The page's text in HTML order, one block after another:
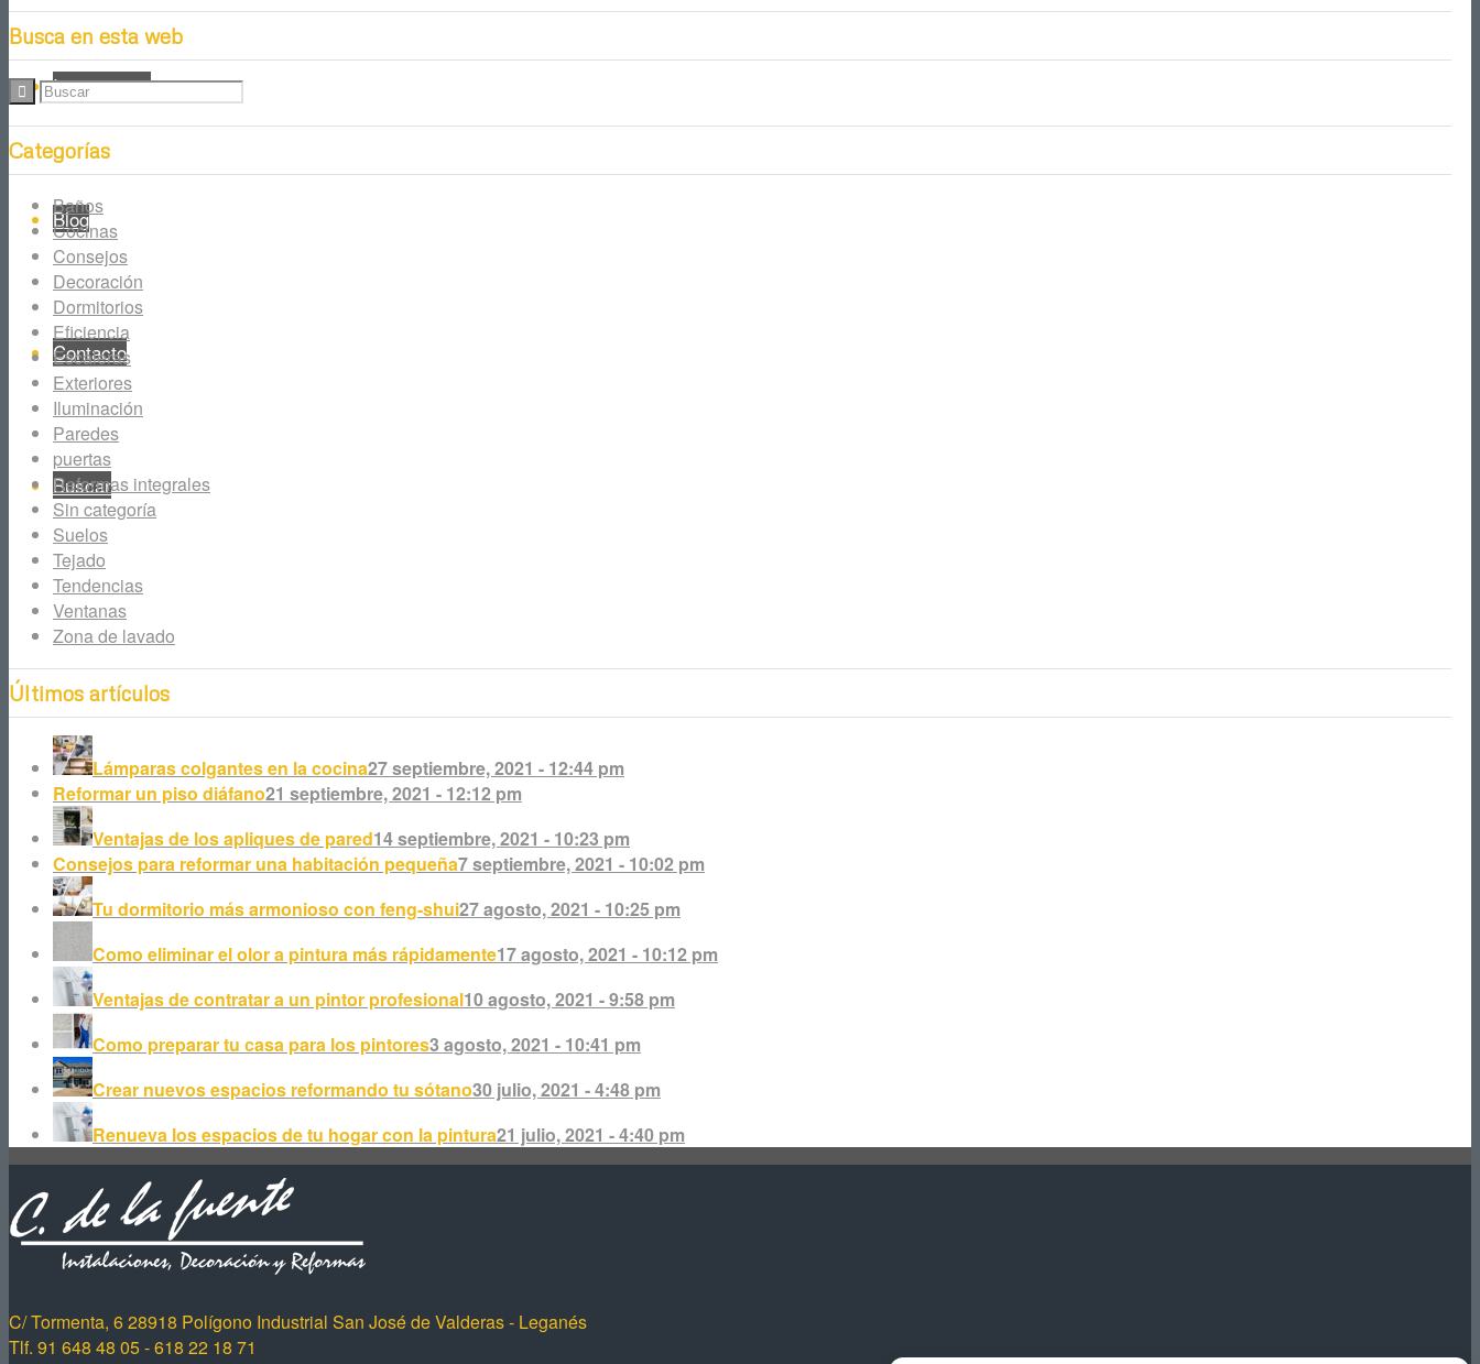
Interiorismo
Blog
Contacto
Buscar
Facebook
Instagram
Busca en esta web
Categorías
Baños
Cocinas
Consejos
Decoración
Dormitorios
Eficiencia
Escaleras
Exteriores
Iluminación
Paredes
puertas
Reformas integrales
Sin categoría
Suelos
Tejado
Tendencias
Ventanas
Zona de lavado
Últimos artículos
Lámparas colgantes en la cocina27 septiembre, 2021 - 12:44 pm
Reformar un piso diáfano21 septiembre, 2021 - 12:12 pm
Ventajas de los apliques de pared14 septiembre, 2021 - 10:23 pm
Consejos para reformar una habitación pequeña7 septiembre, 2021 - 10:02 pm
Tu dormitorio más armonioso con feng-shui27 agosto, 2021 - 10:25 pm
Como eliminar el olor a pintura más rápidamente17 agosto, 2021 - 10:12 pm
Ventajas de contratar a un pintor profesional10 agosto, 2021 - 9:58 pm
Como preparar tu casa para los pintores3 agosto, 2021 - 10:41 pm
Crear nuevos espacios reformando tu sótano30 julio, 2021 - 4:48 pm
Renueva los espacios de tu hogar con la pintura21 julio, 2021 - 4:40 pm
C/ Tormenta, 6 28918 Polígono Industrial San José de Valderas - Leganés
Tlf. 91 648 48 05 - 618 22 18 71